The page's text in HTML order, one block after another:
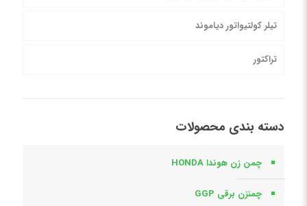
تیلر کولتیواتور دیاموند
تراکتور
دسته بندی محصولات
چمن زن هوندا HONDA
چمنزن برقی GGP